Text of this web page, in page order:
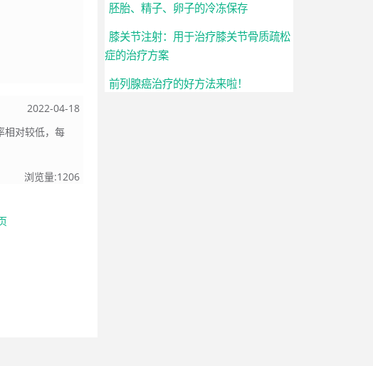
2022-04-18
相对较低，每
浏览量:1206
胚胎、精子、卵子的冷冻保存
膝关节注射：用于治疗膝关节骨质疏松
症的治疗方案
前列腺癌治疗的好方法来啦！